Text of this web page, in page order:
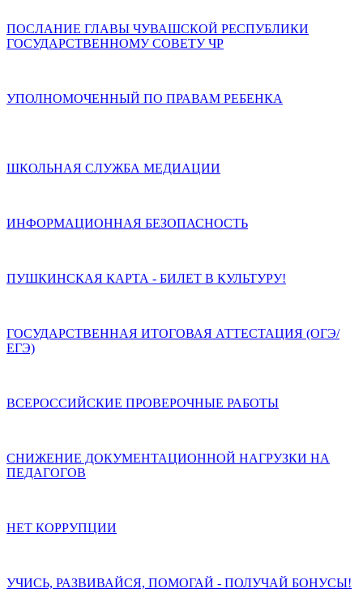
ПОСЛАНИЕ ГЛАВЫ ЧУВАШСКОЙ РЕСПУБЛИКИ
ГОСУДАРСТВЕННОМУ СОВЕТУ ЧР
УПОЛНОМОЧЕННЫЙ ПО ПРАВАМ РЕБЕНКА
ШКОЛЬНАЯ СЛУЖБА МЕДИАЦИИ
ИНФОРМАЦИОННАЯ БЕЗОПАСНОСТЬ
ПУШКИНСКАЯ КАРТА - БИЛЕТ В КУЛЬТУРУ!
ГОСУДАРСТВЕННАЯ ИТОГОВАЯ АТТЕСТАЦИЯ (ОГЭ/
ЕГЭ)
ВСЕРОССИЙСКИЕ ПРОВЕРОЧНЫЕ РАБОТЫ
СНИЖЕНИЕ ДОКУМЕНТАЦИОННОЙ НАГРУЗКИ НА
ПЕДАГОГОВ
НЕТ КОРРУПЦИИ
УЧИСЬ, РАЗВИВАЙСЯ, ПОМОГАЙ - ПОЛУЧАЙ БОНУСЫ!